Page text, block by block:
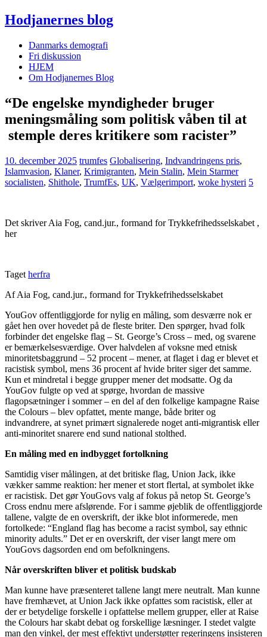
Hodjanernes blog
Danmarks demografi
Fri diskussion
HJEM
Om Hodjanernes Blog
“De engelske myndigheder bruger
meningsmåling som politisk våben til at
stemple deres kritikere som racister”
10. december 2025 trumfes Globalisering, Indvandringens pris,
Islamvasion, Klaner, Krimigranten, Mein Stalin, Mein Starmer
socialisten, Shithole, TrumfEs, UK, Vælgerimport, woke hysteri 5
Det skriver Aia Fog, cand.jur., formand for Trykkefrihedsselskabet ,
her
Taget herfra
Af Aia Fog, cand.jur., formand for Trykkefrihedsselskabet
YouGov offentliggjorde for nylig en måling, som desværre nok er
gået hen over hovedet på de fleste briter. Den spørger, hvad folk
forbinder det engelske flag – St. George’s Cross – med, og svarene
er bemærkelsesværdige. Over halvdelen af voksne med etnisk
minoritetsbaggrund – 52 procent – mener, at flaget i dag er blevet et
racistisk symbol, mens 36 procent af hvide briter siger det samme.
Kun et mindretal i begge grupper mener det modsatte. Og da
YouGov fulgte op ved at spørge, hvordan de massive
flagopsætninger i sommer – en del af den folkelige kampagne Raise
the Colours – blev opfattet, mente mange, både briter og
indvandrere, at synet primært signalerede noget anti-migrantisk eller
anti-minoritet snarere end sund national stolthed.
En måling med en indbygget fortolkning
Samtidig viser målingen, at det britiske flag, Union Jack, ikke
vækker samme reaktion: her mener et stort flertal, at symbolet ikke
er racistisk. Det gør YouGovs valg af fokus på netop St. George’s
Cross endnu mere afslørende. For i samme øjeblik de offentliggjorde
tallene, valgte de en overskrift, der ikke blot informerede, men
fortolkede: “England flag has become a racist symbol, say ethnic
minority adults.” Det er en overskrift, der viser langt mere om
YouGovs dagsorden end om befolkningens.
Når overskriften bliver et politisk budskab
Man kunne have præsenteret tallene langt mere neutralt. Man kunne
have fremhævet, at Union Jack ikke opfattes som racistisk, eller at
der er betydelige forskelle i opfattelse mellem grupper, eller at Raise
the Colours har skabt debat og forskellige læsninger. I stedet valgte
man den vinkel, der mest effektivt understøtter regeringens insisteren